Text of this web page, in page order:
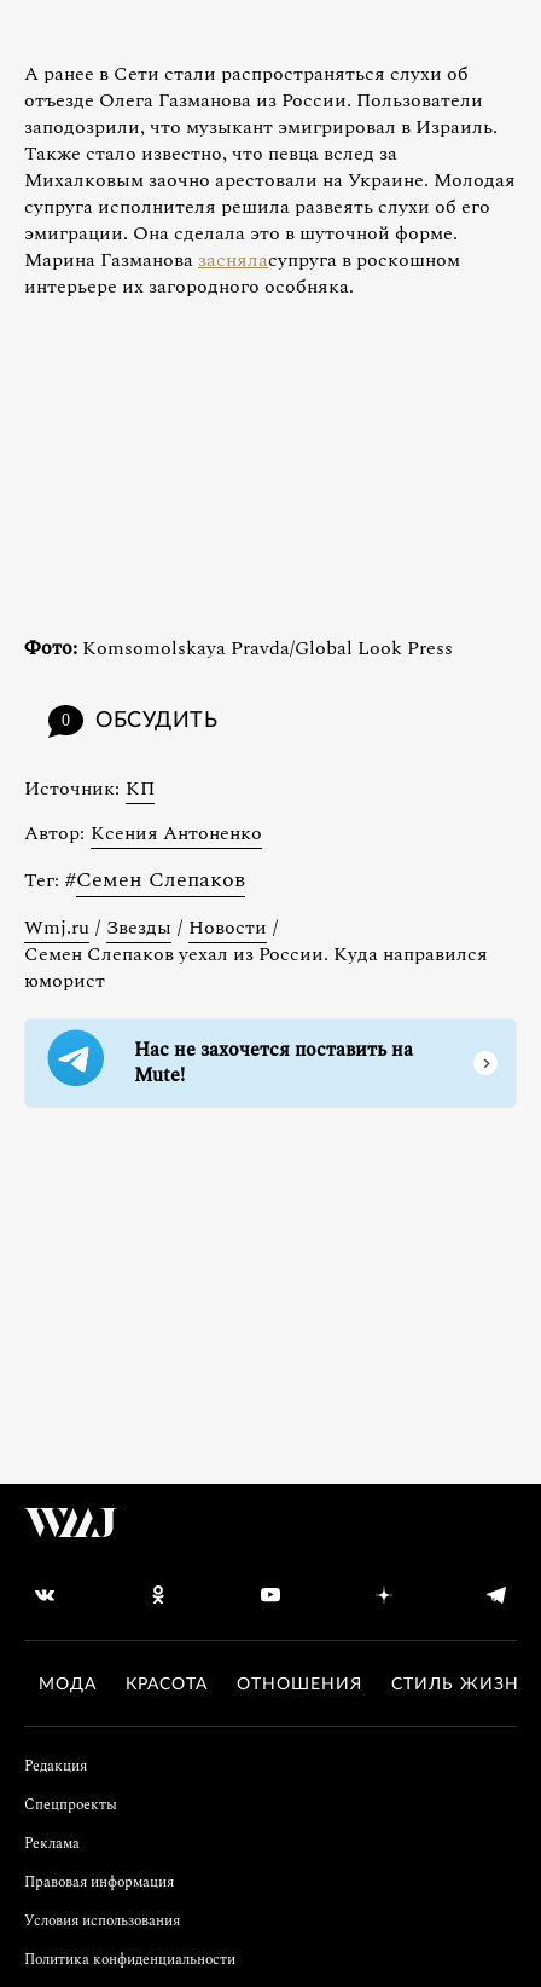
А ранее в Сети стали распространяться слухи об
отъезде Олега Газманова из России. Пользователи
заподозрили, что музыкант эмигрировал в Израиль.
Также стало известно, что певца вслед за
Михалковым заочно арестовали на Украине. Молодая
супруга исполнителя решила развеять слухи об его
эмиграции. Она сделала это в шуточной форме.
Марина Газманова засняласупруга в роскошном
интерьере их загородного особняка.
Фото: Komsomolskaya Pravda/Global Look Press
0 ОБСУДИТЬ
Источник: КП
Автор: Ксения Антоненко
Тег: #Семен Слепаков
Wmj.ru / Звезды / Новости /
Семен Слепаков уехал из России. Куда направился
юморист
Нас не захочется поставить на
Mute!
МОДА КРАСОТА ОТНОШЕНИЯ СТИЛЬ ЖИЗНИ
Редакция
Спецпроекты
Реклама
Правовая информация
Условия использования
Политика конфиденциальности